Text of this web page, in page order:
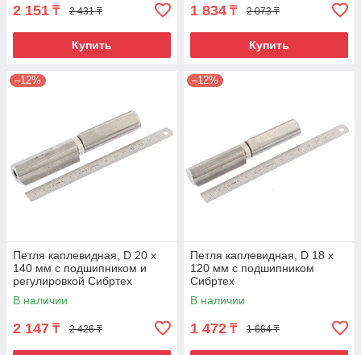
2 151 ₸ 2 431 ₸
Купить
1 834 ₸ 2 073 ₸
Купить
–12%
Петля каплевидная, D 20 x
140 мм с подшипником и
регулировкой Сибртех
В наличии
2 147 ₸ 2 426 ₸
–12%
Петля каплевидная, D 18 x
120 мм с подшипником
Сибртех
В наличии
1 472 ₸ 1 664 ₸